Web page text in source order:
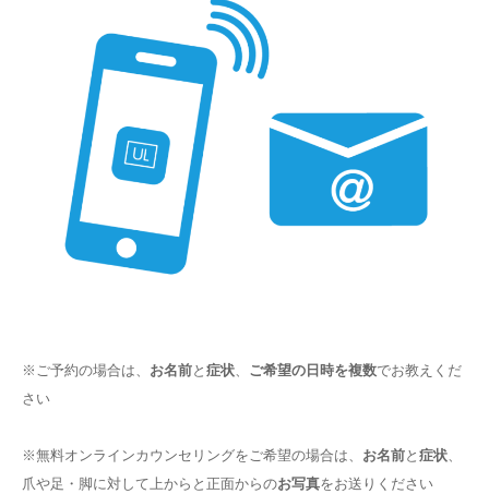
※ご予約の場合は、 お名前と 症状、 ご希望の日時を複数でお教えくだ
さい
※無料オンラインカウンセリングをご希望の場合は、 お名前と 症状、
爪や足・脚に対して上からと正面からのお写真をお送りください